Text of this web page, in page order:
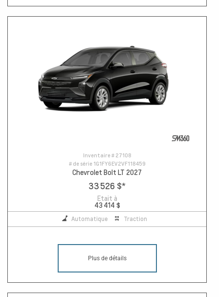
Inventaire # 27108
# de série 1G1FY6EV2VF118459
Chevrolet Bolt LT 2027
33 526 $*
Etait à
43 414 $
Automatique Traction
Plus de détails